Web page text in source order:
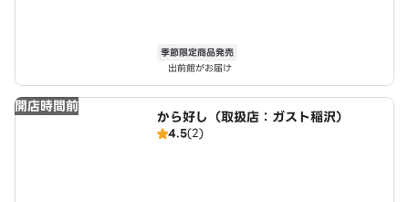
季節限定商品発売
出前館がお届け
開店時間前
から好し（取扱店：ガスト稲沢）
4.5(2)